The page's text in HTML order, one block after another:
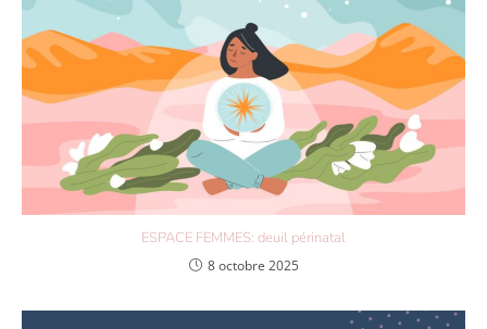
ESPACE FEMMES: deuil périnatal
8 octobre 2025